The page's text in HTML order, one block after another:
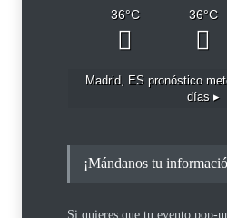
36°C 36°C
Madrid, ESpronóstico
días ▸
¡Mándanos tu
Si quieres que tu evento pop-